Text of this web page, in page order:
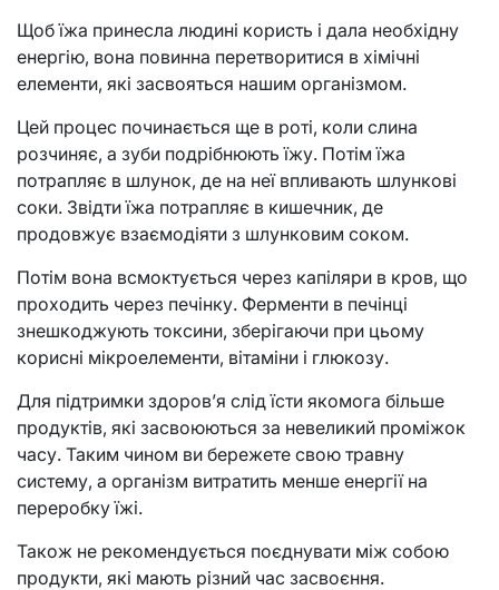
Щоб їжа принесла людині користь і дала необхідну
енергію, вона повинна перетворитися в хімічні
елементи, які засвояться нашим організмом.
Цей процес починається ще в роті, коли слина
розчиняє, а зуби подрібнюють їжу. Потім їжа
потрапляє в шлунок, де на неї впливають шлункові
соки. Звідти їжа потрапляє в кишечник, де
продовжує взаємодіяти з шлунковим соком.
Потім вона всмоктується через капіляри в кров, що
проходить через печінку. Ферменти в печінці
знешкоджують токсини, зберігаючи при цьому
корисні мікроелементи, вітаміни і глюкозу.
Для підтримки здоров’я слід їсти якомога більше
продуктів, які засвоюються за невеликий проміжок
часу. Таким чином ви бережете свою травну
систему, а організм витратить менше енергії на
переробку їжі.
Також не рекомендується поєднувати між собою
продукти, які мають різний час засвоєння.